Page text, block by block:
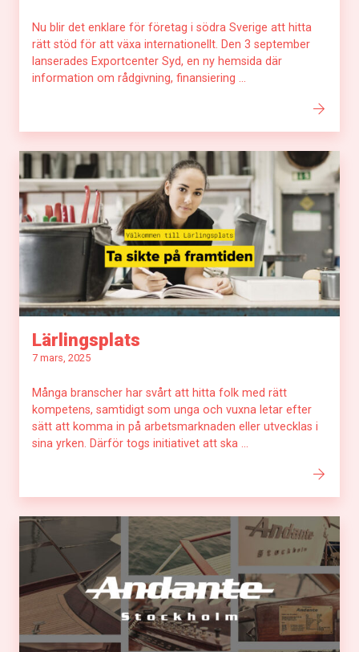
Nu blir det enklare för företag i södra Sverige att hitta
rätt stöd för att växa internationellt. Den 3 september
lanserades Exportcenter Syd, en ny hemsida där
information om rådgivning, finansiering ...
Lärlingsplats
7 mars, 2025
Många branscher har svårt att hitta folk med rätt
kompetens, samtidigt som unga och vuxna letar efter
sätt att komma in på arbetsmarknaden eller utvecklas i
sina yrken. Därför togs initiativet att ska ...